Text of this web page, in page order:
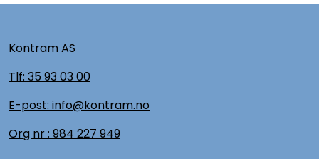
Kontram AS
Tlf: 35 93 03 00
E-post: info@kontram.no
Org nr : 984 227 949